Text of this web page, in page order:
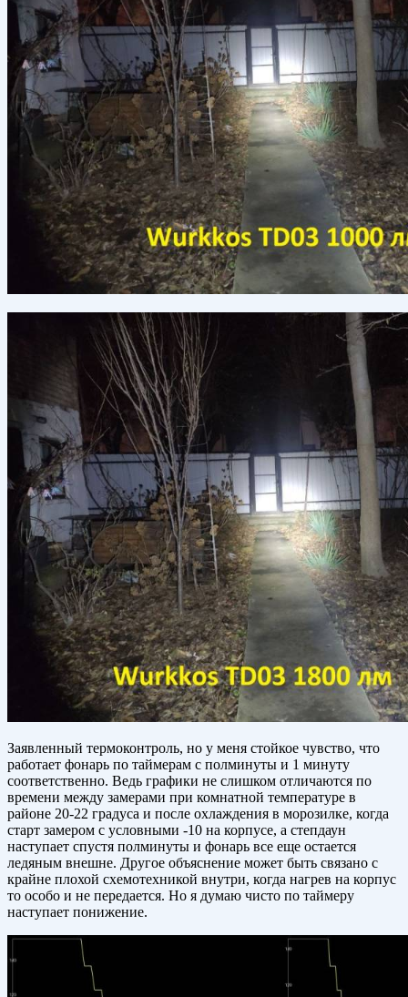
Заявленный термоконтроль, но у меня стойкое чувство, что
работает фонарь по таймерам с полминуты и 1 минуту
соответственно. Ведь графики не слишком отличаются по
времени между замерами при комнатной температуре в
районе 20-22 градуса и после охлаждения в морозилке, когда
старт замером с условными -10 на корпусе, а степдаун
наступает спустя полминуты и фонарь все еще остается
ледяным внешне. Другое объяснение может быть связано с
крайне плохой схемотехникой внутри, когда нагрев на корпус
то особо и не передается. Но я думаю чисто по таймеру
наступает понижение.